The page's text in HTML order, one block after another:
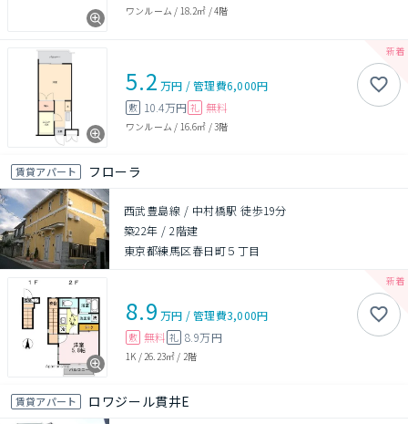
ワンルーム / 18.2㎡ /4階
5.2 万円 /管理費6,000円
敷 10.4万円 礼 無料
ワンルーム / 16.6㎡ /3階
賃貸アパート フローラ
西武豊島線 / 中村橋駅 徒歩19分
築22年 /2階建
東京都練馬区春日町５丁目
8.9 万円 /管理費3,000円
敷 無料 礼 8.9万円
1K / 26.23㎡ / 2階
賃貸アパート ロワジール貫井E